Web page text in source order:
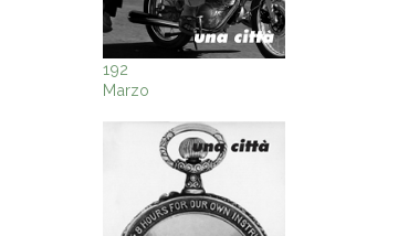
192
Marzo